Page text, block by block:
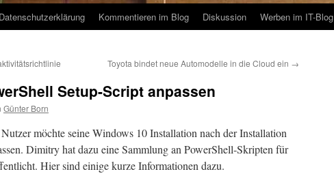
Datenschutzerklärung Kommentieren im Blog Diskussion Werben im IT-Blog
Toyota bindet neue Automodelle in die Cloud ein →
Setup-Script anpassen
Günter Born
möchte seine Windows 10 Installation nach der Installation
Dimitry hat dazu eine Sammlung an PowerShell-Skripten für
Hier sind einige kurze Informationen dazu.